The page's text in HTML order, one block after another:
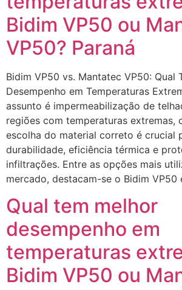
Bidim VP50 ou
VP50? Paraná
Bidim VP50 vs. Mantatec VP50: Qual
Desempenho em Temperaturas
assunto é impermeabilização de
regiões com temperaturas extremas,
escolha do material correto é crucial
durabilidade, eficiência térmica e
infiltrações. Entre as opções mais
mercado, destacam-se o Bidim VP50
Qual tem melhor
desempenho em
temperaturas
Bidim VP50 ou